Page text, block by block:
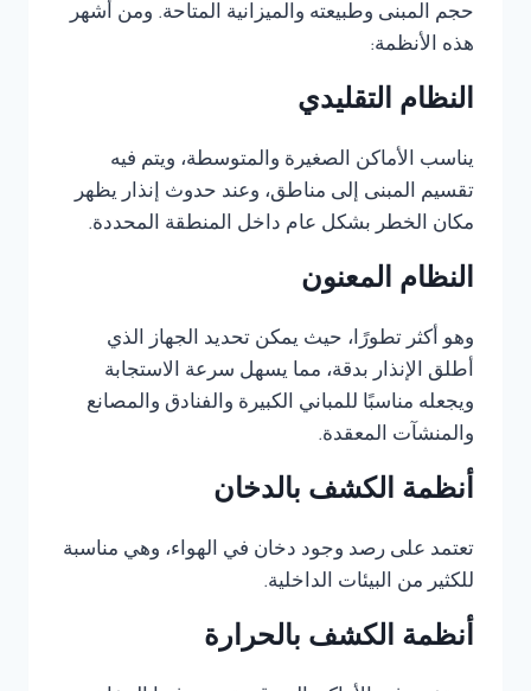
حجم المبنى وطبيعته والميزانية المتاحة. ومن أشهر
هذه الأنظمة:
النظام التقليدي
يناسب الأماكن الصغيرة والمتوسطة، ويتم فيه
تقسيم المبنى إلى مناطق، وعند حدوث إنذار يظهر
مكان الخطر بشكل عام داخل المنطقة المحددة.
النظام المعنون
وهو أكثر تطورًا، حيث يمكن تحديد الجهاز الذي
أطلق الإنذار بدقة، مما يسهل سرعة الاستجابة
ويجعله مناسبًا للمباني الكبيرة والفنادق والمصانع
والمنشآت المعقدة.
أنظمة الكشف بالدخان
تعتمد على رصد وجود دخان في الهواء، وهي مناسبة
للكثير من البيئات الداخلية.
أنظمة الكشف بالحرارة